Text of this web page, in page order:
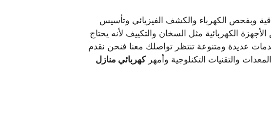
وبفحص الكهرباء والكشف الفيزيائي وتأسيس
الكهربائية مثل السخان والتكييف لأنه يحتاج
عديدة ومتنوعة تنتظر تواصلك معنا فنحن نقدم
كهربائي منازل